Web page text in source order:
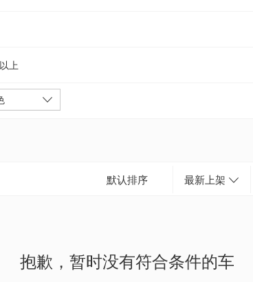
上
默认排序 最新上架
抱歉，暂时没有符合条件的车